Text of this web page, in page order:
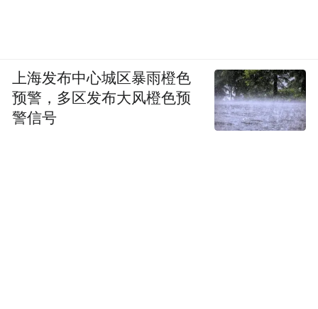
上海发布中心城区暴雨橙色
预警，多区发布大风橙色预
警信号